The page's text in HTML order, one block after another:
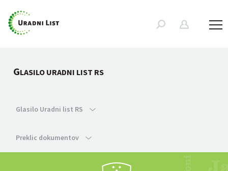
GLASILO URADNI LIST RS
Glasilo Uradni list RS
Preklic dokumentov